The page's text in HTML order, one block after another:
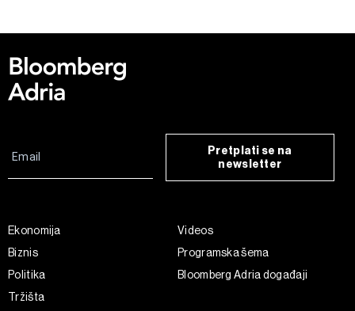
ažurirati klikom na „Prikaži detalje“. Privolu možete u bilo
Pretplati se na
newsletter
Ekonomija
Biznis
Politika
Tržišta
Videos
Programska šema
Bloomberg Adria događaji